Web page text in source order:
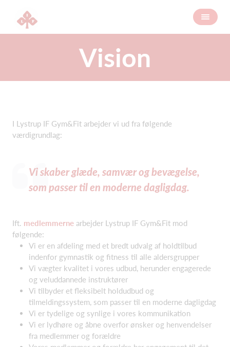
Vision
I Lystrup IF Gym&Fit arbejder vi ud fra følgende
værdigrundlag:
Vi skaber glæde, samvær og bevægelse,
som passer til en moderne dagligdag.
Ift. medlemmerne arbejder Lystrup IF Gym&Fit mod
følgende:
Vi er en afdeling med et bredt udvalg af holdtilbud
indenfor gymnastik og fitness til alle aldersgrupper
Vi vægter kvalitet i vores udbud, herunder engagerede
og veluddannede instruktører
Vi tilbyder et fleksibelt holdudbud og
tilmeldingssystem, som passer til en moderne dagligdag
Vi er tydelige og synlige i vores kommunikation
Vi er lydhøre og åbne overfor ønsker og henvendelser
fra medlemmer og forældre